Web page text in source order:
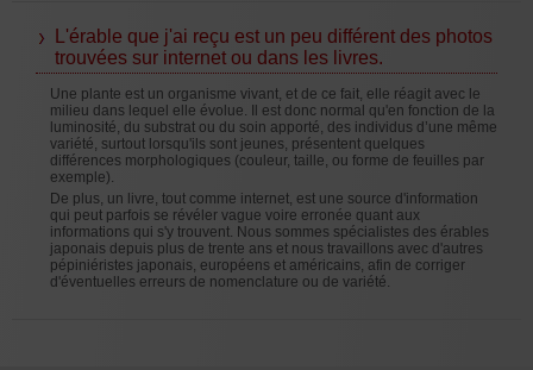
L'érable que j'ai reçu est un peu différent des photos
trouvées sur internet ou dans les livres.
Une plante est un organisme vivant, et de ce fait, elle réagit avec le
milieu dans lequel elle évolue. Il est donc normal qu'en fonction de la
luminosité, du substrat ou du soin apporté, des individus d’une même
variété, surtout lorsqu'ils sont jeunes, présentent quelques
différences morphologiques (couleur, taille, ou forme de feuilles par
exemple).
De plus, un livre, tout comme internet, est une source d'information
qui peut parfois se révéler vague voire erronée quant aux
informations qui s'y trouvent. Nous sommes spécialistes des érables
japonais depuis plus de trente ans et nous travaillons avec d'autres
pépiniéristes japonais, européens et américains, afin de corriger
d'éventuelles erreurs de nomenclature ou de variété.